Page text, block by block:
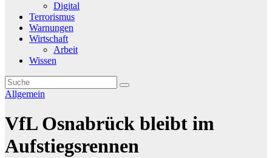
Digital
Terrorismus
Warnungen
Wirtschaft
Arbeit
Wissen
Allgemein
VfL Osnabrück bleibt im
Aufstiegsrennen